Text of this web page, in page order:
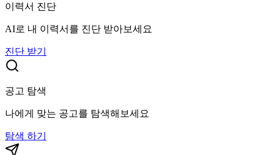
이력서 진단
AI로 내 이력서를 진단 받아보세요
진단 받기
공고 탐색
나에게 맞는 공고를 탐색해보세요
탐색 하기